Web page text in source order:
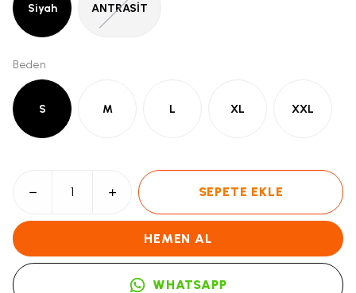
Siyah ANTRASİT
Beden
S M L XL XXL
SEPETE EKLE
HEMEN AL
WHATSAPP